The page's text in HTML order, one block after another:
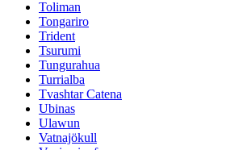
Toliman
Tongariro
Trident
Tsurumi
Tungurahua
Turrialba
Tvashtar Catena
Ubinas
Ulawun
Vatnajökull